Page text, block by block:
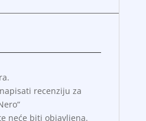
recenziju za
neće biti objavljena.